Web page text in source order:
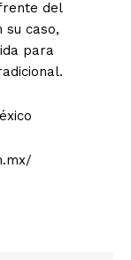
del
su caso,
para